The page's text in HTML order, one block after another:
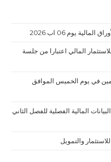
يوم 06 اب 2026
المالي اعتبارا من جلسة
في يوم الخميس الموافق
المالية الفصلية للفصل الثاني
والتمويل